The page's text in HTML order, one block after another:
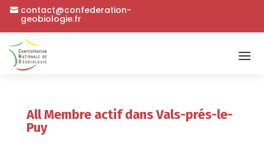
contact@confederation-
geobiologie.fr
All Membre actif dans Vals-prés-le-
Puy